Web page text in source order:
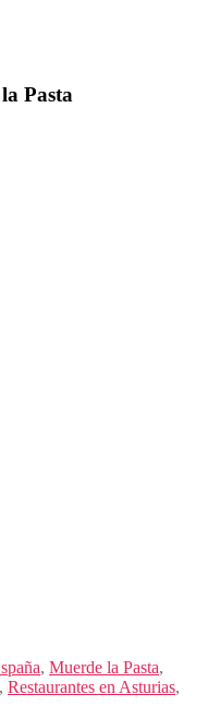
Pasta
, Muerde la Pasta,
, Restaurantes en Asturias,